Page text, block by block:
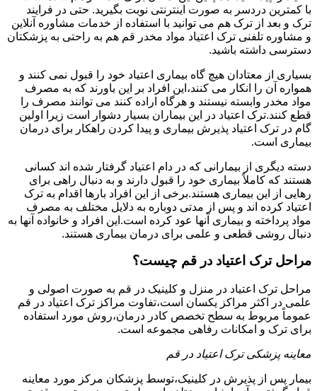
با کمترین دردسر به صورت اینترنتی نوبت بگیرید. حتی در فرایند
ترک و بعد از ترک هم می توانید با استفاده از خدمات مشاوره آنلاین
و مشاوره تلفنی ترک اعتیاد مواد مخدر قم هم به راحتی به پزشکتان
دسترسی داشته باشید.
بسیاری از معتادان هیچ گاه بیماری اعتیاد خود را قبول نمی کنند و
همواره آن را انکار می کنند،این افراد بر این باورند که به مصرف
مواد مخدر وابسته نیستند و هرگاه اراده کنند می توانند مصرف را
قطع کنند.ترک اعتیاد در این بیماران بسیار دشوار است زیرا اولین
گام در ترک اعتیاد پذیرش بیماری و پیدا کردن راهکار برای درمان
بیماری است.
دسته دیگری از بیمارانی که در دام اعتیاد گرفتار شده اند کسانی
هستند که کاملاً بیماری خود را قبول دارند و به دنبال راهی برای
رهایی از این بیماری هستند.برخی از این افراد بارها اقدام به ترک
اعتیاد کرده اند و پس از مدتی دوباره به دلایل مختلف به مصرف
مواد پرداخته و بیماری آنها عود کرده است.این افراد و خانواده آنها به
دنبال روشی قطعی و علمی برای درمان بیماری هستند.
مراحل ترک اعتیاد در قم چیست؟
مراحل ترک اعتیاد در منزل و کلینیک در قم به صورت اصولی و
علمی در اکثر مراکز یکسان است،تفاوت مراکز ترک اعتیاد در قم
عموماً مربوط به سطح تخصص کادر درمان،روش مورد استفاده
برای ترک و امکانات رفاهی مجموعه است.
معاینه پزشکی ترک اعتیاد در قم
بیمار پس از پذیرش در کلینیک،توسط پزشکان مرکز مورد معاینه